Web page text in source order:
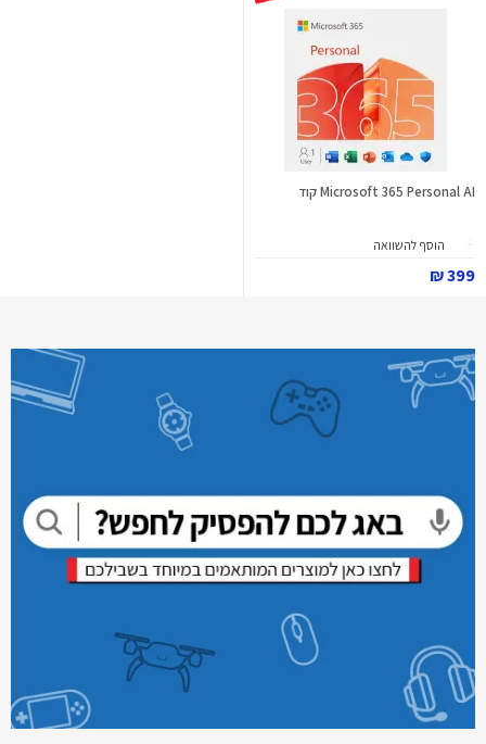
Microsoft 365 Personal AI קוד
הוסף להשוואה
399 ₪